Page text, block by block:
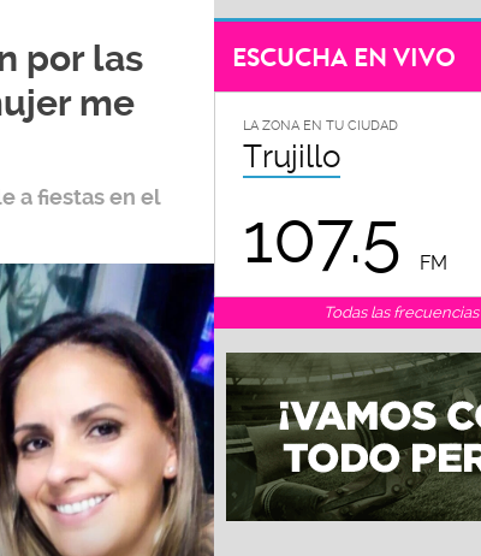
por las
me
a fiestas en el
ESCUCHA EN VIVO
CIUDAD
FM
LA ZONA EN TU CIUDAD
Trujillo
107.5 FM
Todas las frecuencias